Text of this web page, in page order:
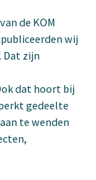
de KOM
wij
Dat zijn
dat hoort bij
gedeelte
te wenden